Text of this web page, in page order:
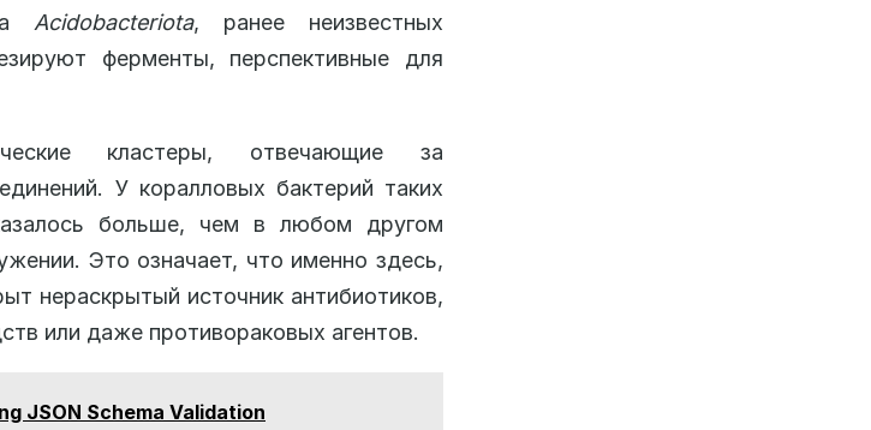
Acidobacteriota, ранее неизвестных
ферменты, перспективные для
кластеры, отвечающие за
У коралловых бактерий таких
больше, чем в любом другом
Это означает, что именно здесь,
нераскрытый источник антибиотиков,
или даже противораковых агентов.
JSON Schema Validation